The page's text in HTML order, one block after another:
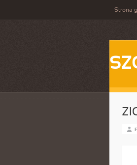
Strona